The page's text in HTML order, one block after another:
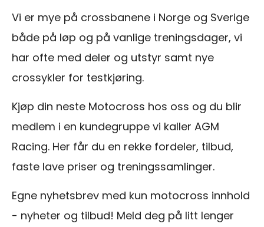
Vi er mye på crossbanene i Norge og Sverige
både på løp og på vanlige treningsdager, vi
har ofte med deler og utstyr samt nye
crossykler for testkjøring.
Kjøp din neste Motocross hos oss og du blir
medlem i en kundegruppe vi kaller AGM
Racing. Her får du en rekke fordeler, tilbud,
faste lave priser og treningssamlinger.
Egne nyhetsbrev med kun motocross innhold
- nyheter og tilbud! Meld deg på litt lenger